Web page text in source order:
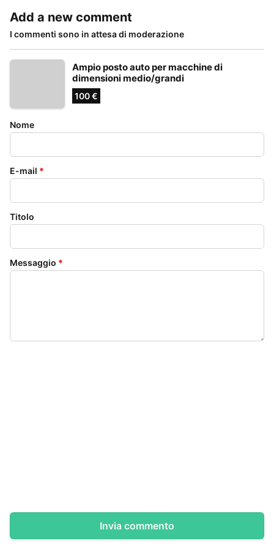
Add a new comment
I commenti sono in attesa di moderazione
Ampio posto auto per macchine di
dimensioni medio/grandi
100 €
Nome
E-mail *
Titolo
Messaggio *
Invia commento